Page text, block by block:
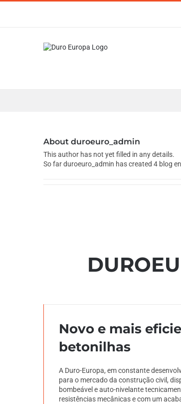
Skip
About duroeuro_admin
This author has not yet filled in any details.
So far duroeuro_admin has created 4 blog
Novo e mais
betonilhas
A Duro-Europa, em constante
para o mercado da construção civil,
bombeável e auto-nivelante
resistências mecânicas e com um